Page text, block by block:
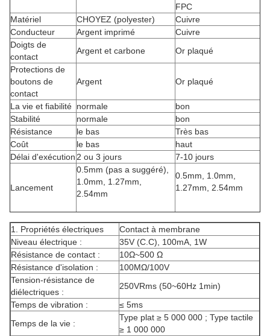
FPC
Matériel
CHOYEZ (polyester)
Cuivre
Conducteur
Argent imprimé
Cuivre
Doigts de
contact
Argent et carbone
Or plaqué
Protections de
boutons de
contact
Argent Or plaqué
La vie et fiabilité normale
bon
Stabilité
normale
bon
Résistance
le bas
Très bas
Coût
le bas
haut
Délai d'exécution 2 ou 3 jours 7-10 jours
Lancement
0.5mm (pas a suggéré),
1.0mm, 1.27mm,
2.54mm
0.5mm, 1.0mm,
1.27mm, 2.54mm
1. Propriétés électriques
Contact à membrane
Niveau électrique :
35V (C.C), 100mA, 1W
Résistance de contact :
10Ω~500 Ω
Résistance d'isolation :
100MΩ/100V
Tension-résistance de
diélectriques :
250VRms (50~60Hz 1min)
Temps de vibration :
≤ 5ms
Temps de la vie :
Type plat ≥ 5 000 000 ; Type tactile
≥ 1 000 000